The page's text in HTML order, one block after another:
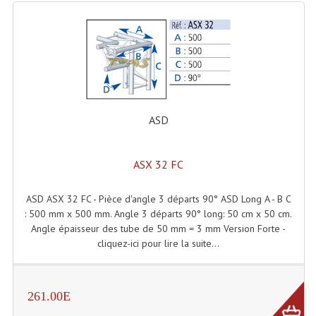
ASD
ASX 32 FC
ASD ASX 32 FC - Pièce d'angle 3 départs 90° ASD Long A - B C
: 500 mm x 500 mm. Angle 3 départs 90° long: 50 cm x 50 cm.
Angle épaisseur des tube de 50 mm = 3 mm Version Forte -
cliquez-ici pour lire la suite...
261.00E